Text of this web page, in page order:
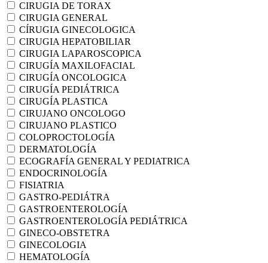
CIRUGIA DE TORAX
CIRUGIA GENERAL
CÍRUGIA GINECOLOGICA
CIRUGIA HEPATOBILIAR
CIRUGIA LAPAROSCOPICA
CIRUGÍA MAXILOFACIAL
CIRUGÍA ONCOLOGICA
CIRUGÍA PEDIÁTRICA
CIRUGÍA PLASTICA
CIRUJANO ONCOLOGO
CIRUJANO PLASTICO
COLOPROCTOLOGÍA
DERMATOLOGÍA
ECOGRAFÍA GENERAL Y PEDIATRICA
ENDOCRINOLOGÍA
FISIATRIA
GASTRO-PEDIÁTRA
GASTROENTEROLOGÍA
GASTROENTEROLOGÍA PEDIÁTRICA
GINECO-OBSTETRA
GINECOLOGIA
HEMATOLOGÍA